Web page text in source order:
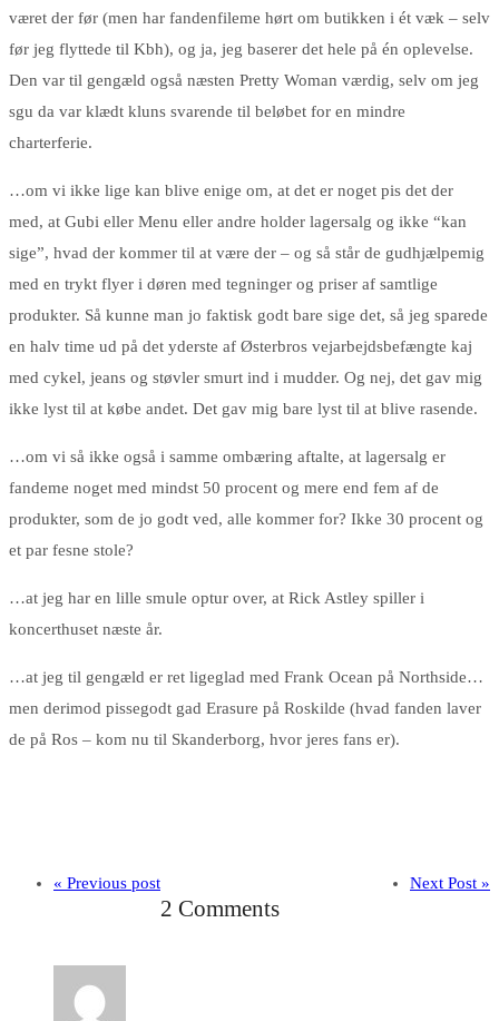
været der før (men har fandenfileme hørt om butikken i ét væk – selv
før jeg flyttede til Kbh), og ja, jeg baserer det hele på én oplevelse.
Den var til gengæld også næsten Pretty Woman værdig, selv om jeg
sgu da var klædt kluns svarende til beløbet for en mindre
charterferie.
…om vi ikke lige kan blive enige om, at det er noget pis det der
med, at Gubi eller Menu eller andre holder lagersalg og ikke “kan
sige”, hvad der kommer til at være der – og så står de gudhjælpemig
med en trykt flyer i døren med tegninger og priser af samtlige
produkter. Så kunne man jo faktisk godt bare sige det, så jeg sparede
en halv time ud på det yderste af Østerbros vejarbejdsbefængte kaj
med cykel, jeans og støvler smurt ind i mudder. Og nej, det gav mig
ikke lyst til at købe andet. Det gav mig bare lyst til at blive rasende.
…om vi så ikke også i samme ombæring aftalte, at lagersalg er
fandeme noget med mindst 50 procent og mere end fem af de
produkter, som de jo godt ved, alle kommer for? Ikke 30 procent og
et par fesne stole?
…at jeg har en lille smule optur over, at Rick Astley spiller i
koncerthuset næste år.
…at jeg til gengæld er ret ligeglad med Frank Ocean på Northside…
men derimod pissegodt gad Erasure på Roskilde (hvad fanden laver
de på Ros – kom nu til Skanderborg, hvor jeres fans er).
« Previous post Next Post »
2 Comments